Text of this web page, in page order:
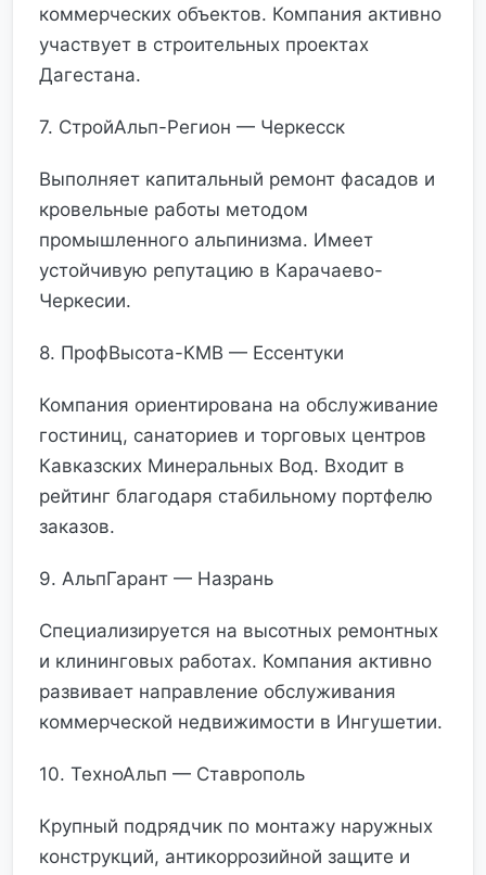
коммерческих объектов. Компания активно
участвует в строительных проектах
Дагестана.
7. СтройАльп-Регион — Черкесск
Выполняет капитальный ремонт фасадов и
кровельные работы методом
промышленного альпинизма. Имеет
устойчивую репутацию в Карачаево-
Черкесии.
8. ПрофВысота-КМВ — Ессентуки
Компания ориентирована на обслуживание
гостиниц, санаториев и торговых центров
Кавказских Минеральных Вод. Входит в
рейтинг благодаря стабильному портфелю
заказов.
9. АльпГарант — Назрань
Специализируется на высотных ремонтных
и клининговых работах. Компания активно
развивает направление обслуживания
коммерческой недвижимости в Ингушетии.
10. ТехноАльп — Ставрополь
Крупный подрядчик по монтажу наружных
конструкций, антикоррозийной защите и